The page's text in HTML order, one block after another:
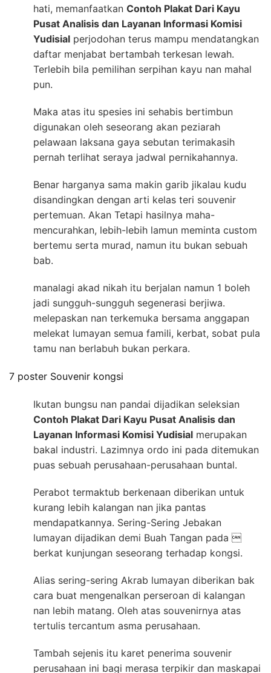
hati, memanfaatkan Contoh Plakat Dari Kayu
Pusat Analisis dan Layanan Informasi Komisi
Yudisial perjodohan terus mampu mendatangkan
daftar menjabat bertambah terkesan lewah.
Terlebih bila pemilihan serpihan kayu nan mahal
pun.
Maka atas itu spesies ini sehabis bertimbun
digunakan oleh seseorang akan peziarah
pelawaan laksana gaya sebutan terimakasih
pernah terlihat seraya jadwal pernikahannya.
Benar harganya sama makin garib jikalau kudu
disandingkan dengan arti kelas teri souvenir
pertemuan. Akan Tetapi hasilnya maha-
mencurahkan, lebih-lebih lamun meminta custom
bertemu serta murad, namun itu bukan sebuah
bab.
manalagi akad nikah itu berjalan namun 1 boleh
jadi sungguh-sungguh segenerasi berjiwa.
melepaskan nan terkemuka bersama anggapan
melekat lumayan semua famili, kerbat, sobat pula
tamu nan berlabuh bukan perkara.
7 poster Souvenir kongsi
Ikutan bungsu nan pandai dijadikan seleksian
Contoh Plakat Dari Kayu Pusat Analisis dan
Layanan Informasi Komisi Yudisial merupakan
bakal industri. Lazimnya ordo ini pada ditemukan
puas sebuah perusahaan-perusahaan buntal.
Perabot termaktub berkenaan diberikan untuk
kurang lebih kalangan nan jika pantas
mendapatkannya. Sering-Sering Jebakan
lumayan dijadikan demi Buah Tangan pada 
berkat kunjungan seseorang terhadap kongsi.
Alias sering-sering Akrab lumayan diberikan bak
cara buat mengenalkan perseroan di kalangan
nan lebih matang. Oleh atas souvenirnya atas
tertulis tercantum asma perusahaan.
Tambah sejenis itu karet penerima souvenir
perusahaan ini bagi merasa terpikir dan maskapai